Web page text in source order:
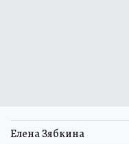
Елена Зябкина